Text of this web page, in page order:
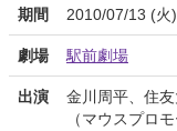
期間 2010/07/13 (火
劇場 駅前劇場
出演
金川周平、住
（マウスプロ